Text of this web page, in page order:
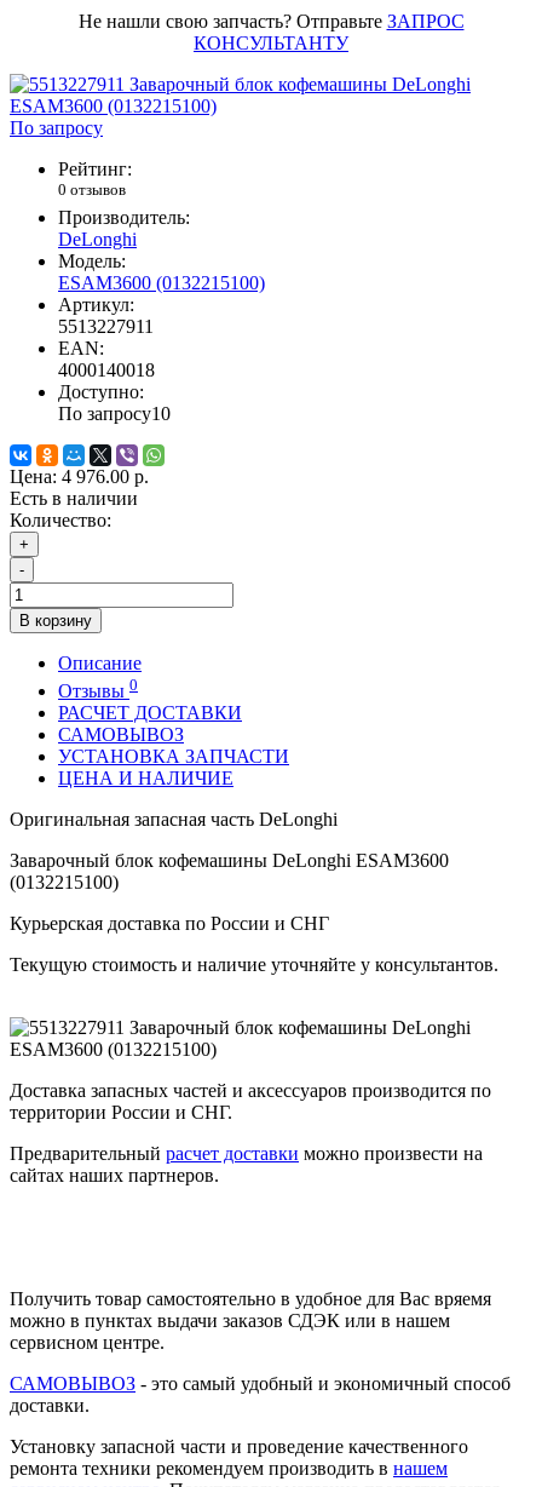
Не нашли свою запчасть? Отправьте ЗАПРОС
КОНСУЛЬТАНТУ
По запросу
Рейтинг:
0 отзывов
Производитель:
DeLonghi
Модель:
ESAM3600 (0132215100)
Артикул:
5513227911
EAN:
4000140018
Доступно:
По запросу10
Цена: 4 976.00 р.
Есть в наличии
Количество:
+
-
В корзину
Описание
Отзывы 0
РАСЧЕТ ДОСТАВКИ
САМОВЫВОЗ
УСТАНОВКА ЗАПЧАСТИ
ЦЕНА И НАЛИЧИЕ
Оригинальная запасная часть DeLonghi
Заварочный блок кофемашины DeLonghi ESAM3600
(0132215100)
Курьерская доставка по России и СНГ
Текущую стоимость и наличие уточняйте у консультантов.
Доставка запасных частей и аксессуаров производится по
территории России и СНГ.
Предварительный расчет доставки можно произвести на
сайтах наших партнеров.
Получить товар самостоятельно в удобное для Вас вряемя
можно в пунктах выдачи заказов СДЭК или в нашем
сервисном центре.
САМОВЫВОЗ - это самый удобный и экономичный способ
доставки.
Установку запасной части и проведение качественного
ремонта техники рекомендуем производить в нашем